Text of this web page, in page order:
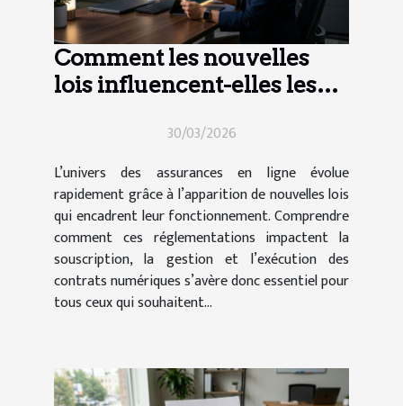
Comment les nouvelles
lois influencent-elles les
30/03/2026
L’univers des assurances en ligne évolue
rapidement grâce à l’apparition de nouvelles lois
qui encadrent leur fonctionnement. Comprendre
comment ces réglementations impactent la
souscription, la gestion et l’exécution des
contrats numériques s’avère donc essentiel pour
tous ceux qui souhaitent...